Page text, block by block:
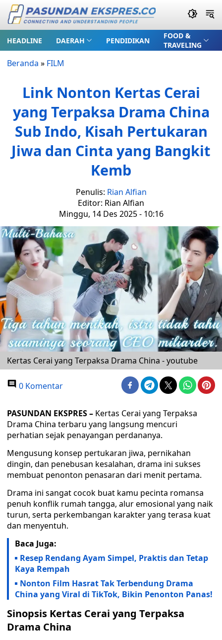
HEADLINE DAERAH PENDIDIKAN
FOOD &
TRAVELING
Beranda » FILM
Link Nonton Kertas Cerai
yang Terpaksa Drama China
Sub Indo, Kisah Pertukaran
Jiwa dan Cinta yang Bangkit
Kemb
Penulis: Rian Alfian
Editor: Rian Alfian
Minggu, 14 Des 2025 - 10:16
Kertas Cerai yang Terpaksa Drama China - youtube
0 Komentar
PASUNDAN EKSPRES – Kertas Cerai yang Terpaksa
Drama China terbaru yang langsung mencuri
perhatian sejak penayangan perdananya.
Mengusung konsep pertukaran jiwa, pernikahan
dingin, dan penebusan kesalahan, drama ini sukses
membuat penonton penasaran dari menit pertama.
Drama ini sangat cocok buat kamu pecinta romansa
penuh konflik rumah tangga, alur emosional yang naik
turun, serta perkembangan karakter yang terasa kuat
dan menyentuh.
Baca Juga:
Resep Rendang Ayam Simpel, Praktis dan Tetap
Kaya Rempah
Nonton Film Hasrat Tak Terbendung Drama
China yang Viral di TikTok, Bikin Penonton Panas!
Sinopsis Kertas Cerai yang Terpaksa
Drama China